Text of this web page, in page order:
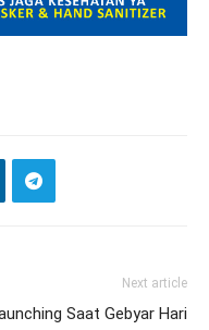
Next article
Saat Gebyar Hari